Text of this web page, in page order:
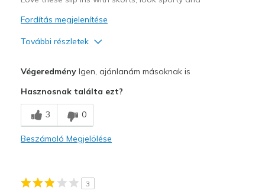
Fordítás megjelenítése
További részletek
Stylish
Kontra
Keeping them white
Casual Wear
VégeredményIgen, ajánlanám másoknak is
Hasznosnak találta ezt?
3 0
Beszámoló Megjelölése
3